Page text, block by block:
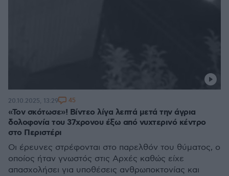
«Τον σκότωσε»! Βίντεο λίγα λεπτά μετά την άγρια
δολοφονία του 37χρονου έξω από νυχτερινό κέντρο
στο Περιστέρι
Οι έρευνες στρέφονται στο παρελθόν του θύματος, ο
οποίος ήταν γνωστός στις Αρχές καθώς είχε
απασχολήσει για υποθέσεις ανθρωποκτονίας και
20.10.2025, 13:29 45